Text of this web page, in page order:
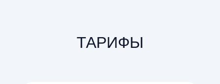
ТАРИФЫ